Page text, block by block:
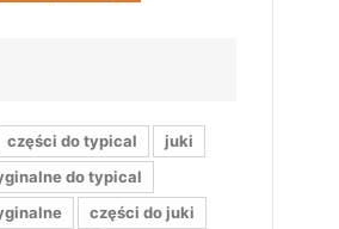
części do typical
juki
do typical
części do juki